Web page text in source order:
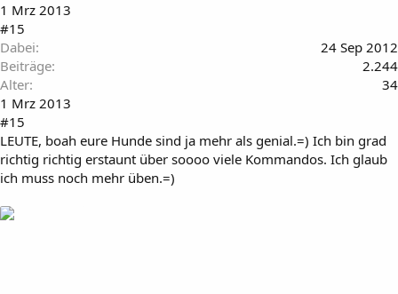
1 Mrz 2013
#15
Dabei
24 Sep 2012
Beiträge
2.244
Alter
34
1 Mrz 2013
#15
LEUTE, boah eure Hunde sind ja mehr als genial.=) Ich bin grad
richtig richtig erstaunt über soooo viele Kommandos. Ich glaub
ich muss noch mehr üben.=)